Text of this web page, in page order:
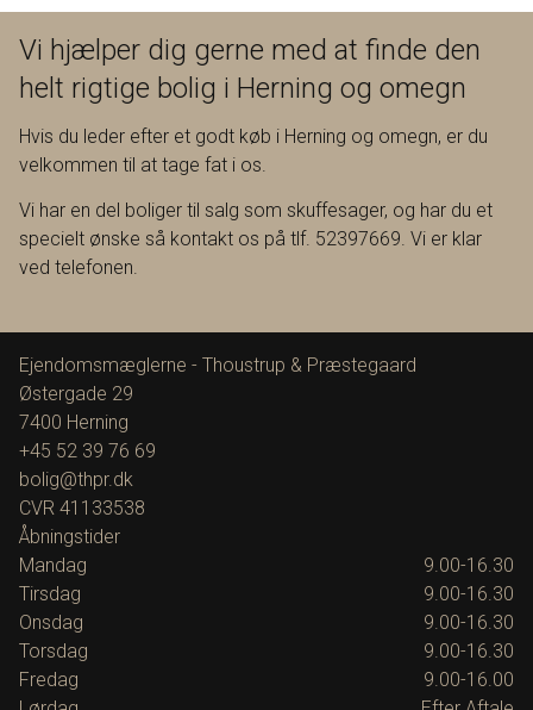
Vi hjælper dig gerne med at finde den
helt rigtige bolig i Herning og omegn
Hvis du leder efter et godt køb i Herning og omegn, er du
velkommen til at tage fat i os.
Vi har en del boliger til salg som skuffesager, og har du et
specielt ønske så kontakt os på tlf. 52397669. Vi er klar
ved telefonen.
Ejendomsmæglerne - Thoustrup & Præstegaard
Østergade 29
7400 Herning
+45 52 39 76 69
bolig@thpr.dk
CVR 41133538
Åbningstider
Mandag
9.00-16.30
Tirsdag
9.00-16.30
Onsdag
9.00-16.30
Torsdag
9.00-16.30
Fredag
9.00-16.00